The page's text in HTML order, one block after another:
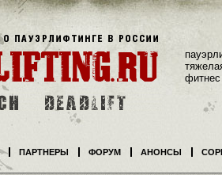
фитнес
ПАРТНЕРЫ ФОРУМ АНОНСЫ